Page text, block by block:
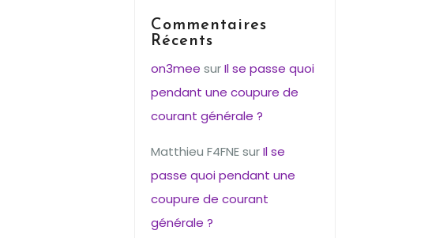
Commentaires
Récents
on3mee surIl se passe quoi
pendant une coupure de
courant générale ?
Matthieu F4FNEsurIl se
passe quoi pendant une
coupure de courant
générale ?